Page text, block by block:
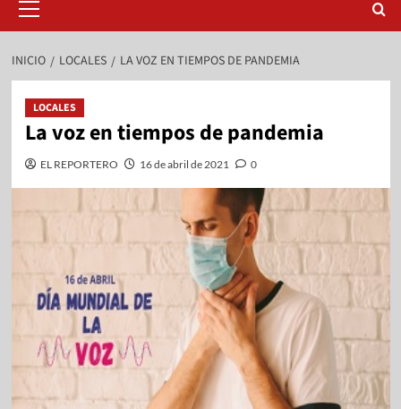
INICIO LOCALES LA VOZ EN TIEMPOS DE PANDEMIA
LOCALES
La voz en tiempos de pandemia
EL REPORTERO 16 de abril de 2021 0